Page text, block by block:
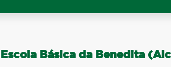
Escola Básica da Benedita